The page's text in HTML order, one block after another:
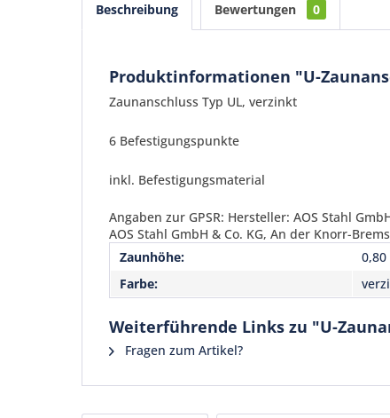
Beschreibung Bewertungen 0
Produktinformationen "U-
Zaunanschluss Typ UL, verzinkt
6 Befestigungspunkte
inkl. Befestigungsmaterial
Angaben zur GPSR: Hersteller: AOS Stahl
AOS Stahl GmbH & Co. KG, An der Knorr-
Zaunhöhe:
0,80
Farbe:
Weiterführende Links zu "U-
Fragen zum Artikel?